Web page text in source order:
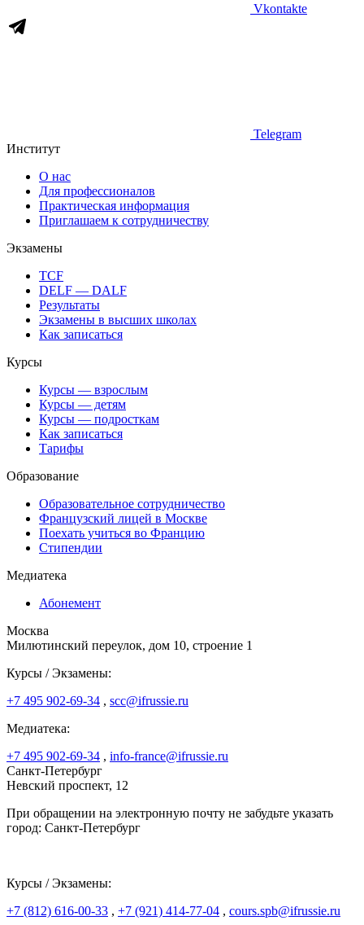
Vkontakte
Telegram
Институт
О нас
Для профессионалов
Практическая информация
Приглашаем к сотрудничеству
Экзамены
TCF
DELF — DALF
Результаты
Экзамены в высших школах
Как записаться
Курсы
Курсы — взрослым
Курсы — детям
Курсы — подросткам
Как записаться
Тарифы
Образование
Образовательное сотрудничество
Французский лицей в Москве
Поехать учиться во Францию
Стипендии
Медиатека
Абонемент
Москва
Милютинский переулок, дом 10, строение 1
Курсы / Экзамены:
+7 495 902-69-34 , scc@ifrussie.ru
Медиатека:
+7 495 902-69-34 , info-france@ifrussie.ru
Санкт-Петербург
Невский проспект, 12
При обращении на электронную почту не забудьте указать
город: Санкт-Петербург
Курсы / Экзамены:
+7 (812) 616-00-33 , +7 (921) 414-77-04 , cours.spb@ifrussie.ru